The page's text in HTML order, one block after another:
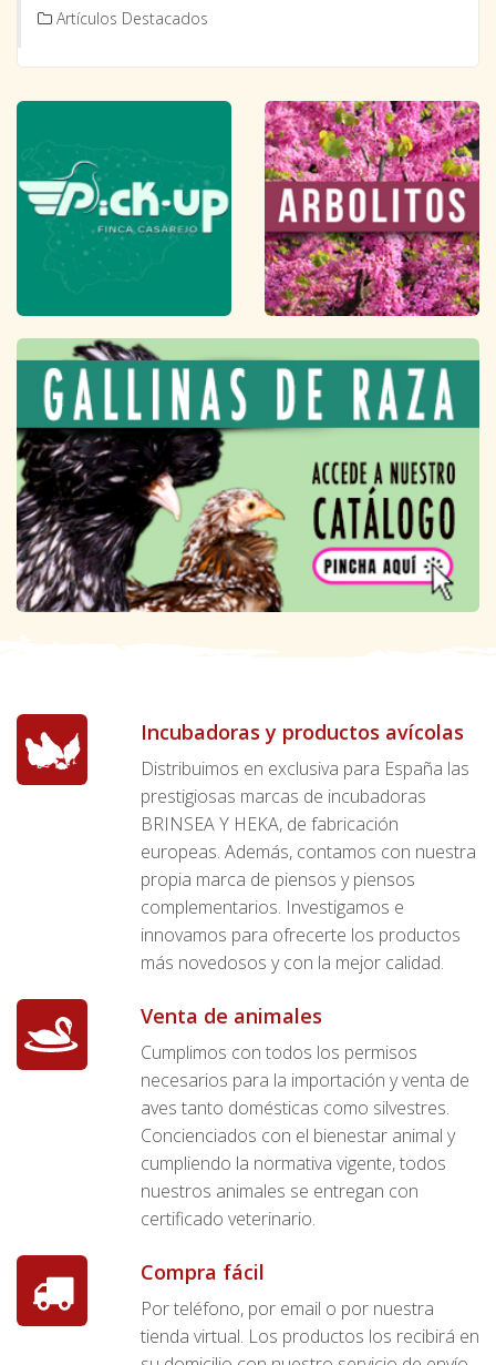
Artículos Destacados
Incubadoras y productos avícolas
Distribuimos en exclusiva para España las
prestigiosas marcas de incubadoras
BRINSEA Y HEKA, de fabricación
europeas. Además, contamos con nuestra
propia marca de piensos y piensos
complementarios. Investigamos e
innovamos para ofrecerte los productos
más novedosos y con la mejor calidad.
Venta de animales
Cumplimos con todos los permisos
necesarios para la importación y venta de
aves tanto domésticas como silvestres.
Concienciados con el bienestar animal y
cumpliendo la normativa vigente, todos
nuestros animales se entregan con
certificado veterinario.
Compra fácil
Por teléfono, por email o por nuestra
tienda virtual. Los productos los recibirá en